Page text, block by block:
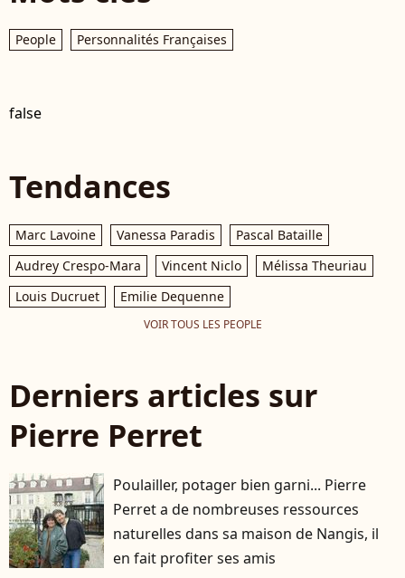
People Personnalités Françaises
false
Tendances
Marc Lavoine Vanessa Paradis
Pascal Bataille
Audrey Crespo-Mara
Vincent Niclo
Mélissa Theuriau
Louis Ducruet
Emilie Dequenne
VOIR TOUS LES PEOPLE
Derniers articles sur
Pierre Perret
Poulailler, potager bien garni... Pierre
Perret a de nombreuses ressources
naturelles dans sa maison de Nangis, il
en fait profiter ses amis